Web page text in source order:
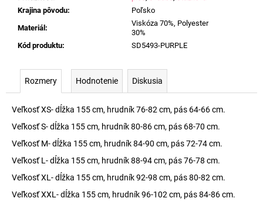
Krajina pôvodu:
Poľsko
Materiál :
Viskóza 70%, Polyester
30%
Kód produktu: SD5493-PURPLE
Rozmery Hodnotenie Diskusia
Veľkosť XS- dĺžka 155 cm, hrudník 76-82 cm, pás 64-66 cm.
Veľkosť S- dĺžka 155 cm, hrudník 80-86 cm, pás 68-70 cm.
Veľkosť M- dĺžka 155 cm, hrudník 84-90 cm, pás 72-74 cm.
Veľkosť L- dĺžka 155 cm, hrudník 88-94 cm, pás 76-78 cm.
Veľkosť XL- dĺžka 155 cm, hrudník 92-98 cm, pás 80-82 cm.
Veľkosť XXL- dĺžka 155 cm, hrudník 96-102 cm, pás 84-86 cm.